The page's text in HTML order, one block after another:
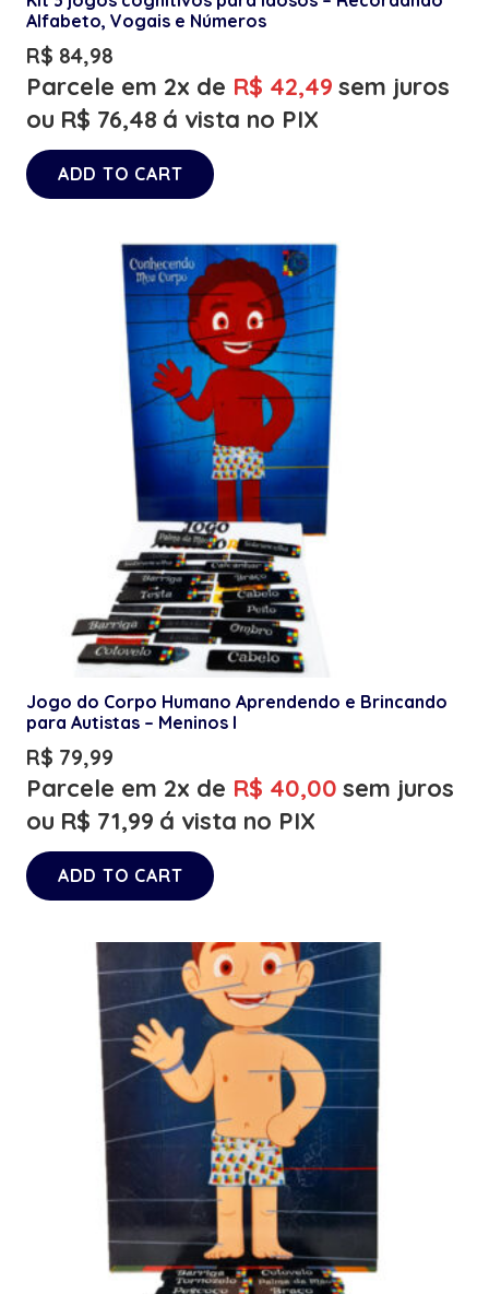
Alfabeto, Vogais e Números
R$ 84,98
Parcele em 2x de R$ 42,49 sem juros
ou R$ 76,48 á vista no PIX
ADD TO CART
Jogo do Corpo Humano Aprendendo e Brincando
para Autistas – Meninos I
R$ 79,99
Parcele em 2x de R$ 40,00 sem juros
ou R$ 71,99 á vista no PIX
ADD TO CART